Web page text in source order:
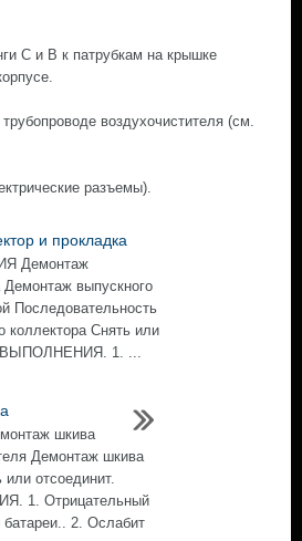
С и В к патрубкам на крышке
воздухочистителя (см.
разъемы).
и прокладка
Демонтаж
Демонтаж выпускного
Последовательность
коллектора Снять или
ВЫПОЛНЕНИЯ. 1. ...
шкива
Демонтаж шкива
или отсоединит.
1. Отрицательный
батареи.. 2. Ослабит